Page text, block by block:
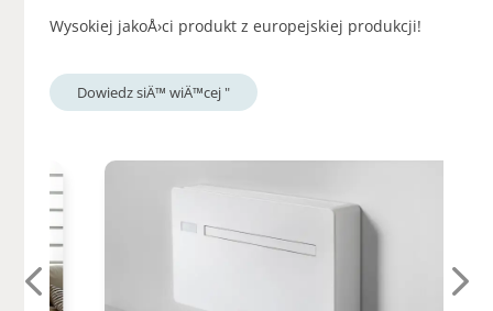
Wysokiej jakoÅ›ci produkt z europejskiej produkcji!
Dowiedz siÄ™ wiÄ™cej "